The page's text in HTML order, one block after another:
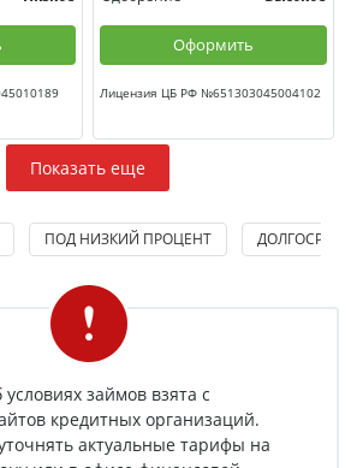
Оформить
Лицензия ЦБ РФ №651303045004102
Показать еще
ПОД НИЗКИЙ ПРОЦЕНТ
займов взята с
кредитных организаций.
актуальные тарифы на